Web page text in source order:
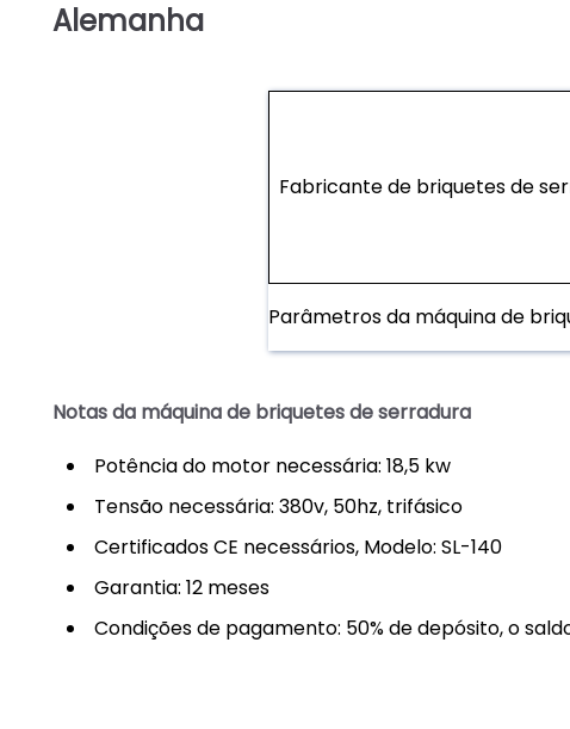
Alemanha
Fabricante de briquetes de
Parâmetros da máquina de
Notas da máquina de briquetes de serradura
Potência do motor necessária: 18,5 kw
Tensão necessária: 380v, 50hz, trifásico
Certificados CE necessários, Modelo: SL-140
Garantia: 12 meses
Condições de pagamento: 50% de depósito, o